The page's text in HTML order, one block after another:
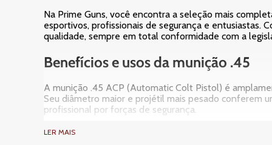
Na Prime Guns, você encontra a seleção mais
esportivos, profissionais de segurança e entusiastas.
qualidade, sempre em total conformidade com a
Benefícios e usos da munição .45
A munição .45 ACP (Automatic Colt Pistol) é
Seu diâmetro maior e projétil mais pesado conferem
profissional por forças de segurança.
Para o tiro esportivo, especialmente em modalidades
LER MAIS